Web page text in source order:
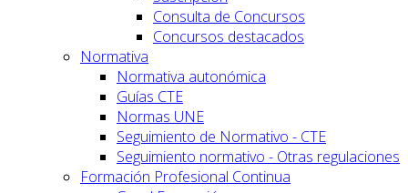
Consulta de Concursos
Concursos destacados
Normativa
Normativa autonómica
Guías CTE
Normas UNE
Seguimiento de Normativo - CTE
Seguimiento normativo - Otras regulaciones
Formación Profesional Continua